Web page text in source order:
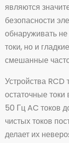
являются
безопасности
обнаруживать
токи, но и
смешанные
Устройства
остаточные
50 Гц AC токов
чистых токов
делает их